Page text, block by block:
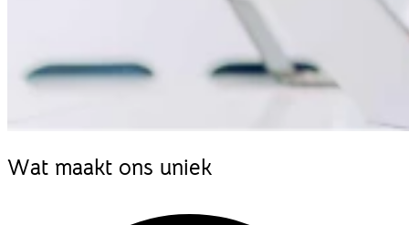
Wat maakt ons uniek